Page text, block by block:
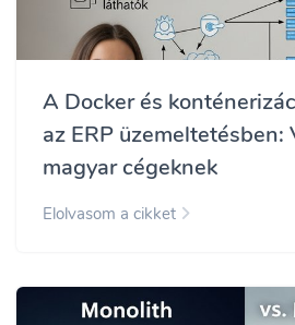
A Docker és
az ERP üzemeltetésben:
magyar cégeknek
Elolvasom a cikket